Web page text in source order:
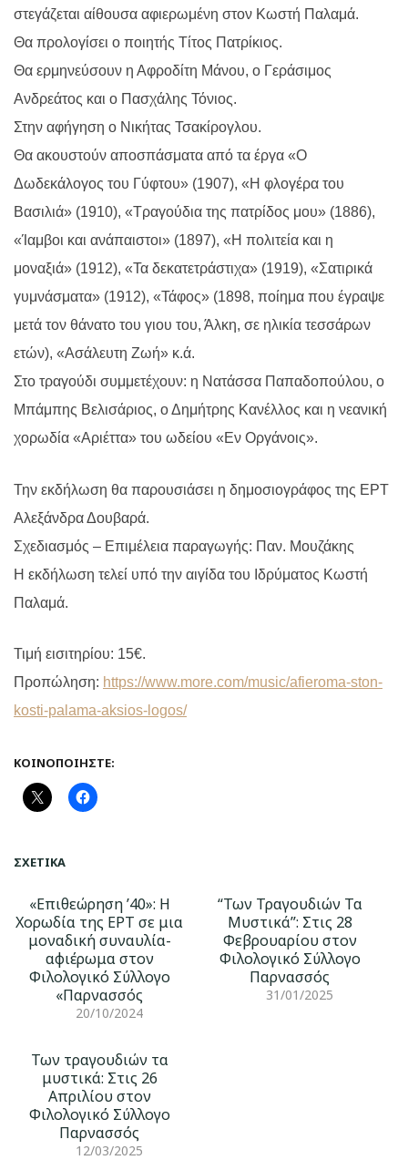
στεγάζεται αίθουσα αφιερωμένη στον Κωστή Παλαμά.
Θα προλογίσει ο ποιητής Τίτος Πατρίκιος.
Θα ερμηνεύσουν η Αφροδίτη Μάνου, ο Γεράσιμος
Ανδρεάτος και ο Πασχάλης Τόνιος.
Στην αφήγηση ο Νικήτας Τσακίρογλου.
Θα ακουστούν αποσπάσματα από τα έργα «Ο
Δωδεκάλογος του Γύφτου» (1907), «Η φλογέρα του
Βασιλιά» (1910), «Τραγούδια της πατρίδος μου» (1886),
«Ίαμβοι και ανάπαιστοι» (1897), «Η πολιτεία και η
μοναξιά» (1912), «Τα δεκατετράστιχα» (1919), «Σατιρικά
γυμνάσματα» (1912), «Τάφος» (1898, ποίημα που έγραψε
μετά τον θάνατο του γιου του, Άλκη, σε ηλικία τεσσάρων
ετών), «Ασάλευτη Ζωή» κ.ά.
Στο τραγούδι συμμετέχουν: η Νατάσσα Παπαδοπούλου, ο
Μπάμπης Βελισάριος, ο Δημήτρης Κανέλλος και η νεανική
χορωδία «Αριέττα» του ωδείου «Εν Οργάνοις».
Την εκδήλωση θα παρουσιάσει η δημοσιογράφος της ΕΡΤ
Αλεξάνδρα Δουβαρά.
Σχεδιασμός – Επιμέλεια παραγωγής: Παν. Μουζάκης
Η εκδήλωση τελεί υπό την αιγίδα του Ιδρύματος Κωστή
Παλαμά.
Τιμή εισιτηρίου: 15€.
Προπώληση: https://www.more.com/music/afieroma-ston-
kosti-palama-aksios-logos/
ΚΟΙΝΟΠΟΙΉΣΤΕ:
ΣΧΕΤΙΚΆ
«Επιθεώρηση ’40»: Η
Χορωδία της ΕΡΤ σε μια
μοναδική συναυλία-
αφιέρωμα στον
Φιλολογικό Σύλλογο
«Παρνασσός
20/10/2024
“Των Τραγουδιών Τα
Μυστικά”: Στις 28
Φεβρουαρίου στον
Φιλολογικό Σύλλογο
Παρνασσός
31/01/2025
Των τραγουδιών τα
μυστικά: Στις 26
Απριλίου στον
Φιλολογικό Σύλλογο
Παρνασσός
12/03/2025